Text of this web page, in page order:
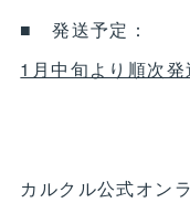
■ 発送予定：
1月中旬より順次発
カルクル公式オン